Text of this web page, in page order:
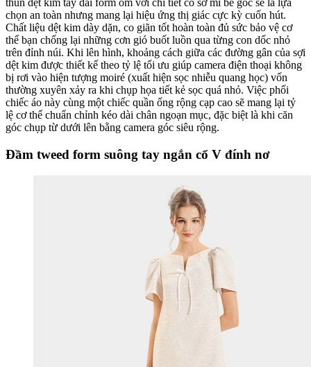
thun dệt kim tay dài form ôm với chi tiết cổ sơ mi bẻ góc sẽ là lựa
chọn an toàn nhưng mang lại hiệu ứng thị giác cực kỳ cuốn hút.
Chất liệu dệt kim dày dặn, co giãn tốt hoàn toàn đủ sức bảo vệ cơ
thể bạn chống lại những cơn gió buốt luồn qua từng con dốc nhỏ
trên đỉnh núi. Khi lên hình, khoảng cách giữa các đường gân của sợi
dệt kim được thiết kế theo tỷ lệ tối ưu giúp camera điện thoại không
bị rơi vào hiện tượng moiré (xuất hiện sọc nhiễu quang học) vốn
thường xuyên xảy ra khi chụp họa tiết kẻ sọc quá nhỏ. Việc phối
chiếc áo này cùng một chiếc quần ống rộng cạp cao sẽ mang lại tỷ
lệ cơ thể chuẩn chỉnh kéo dài chân ngoạn mục, đặc biệt là khi căn
góc chụp từ dưới lên bằng camera góc siêu rộng.
Đầm tweed form suông tay ngắn cổ V đính nơ